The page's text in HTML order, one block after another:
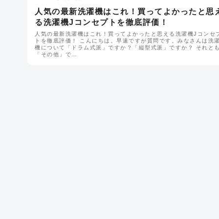
人気の最新洗濯機はこれ！買ってよかったと思
る洗濯機Jコンセプトを徹底評価！
人気の最新洗濯機はこれ！買ってよかったと思える洗濯機Jコンセ
トを徹底評価！ こんにちは。早速ですが質問です。みなさんは洗濯
機について「ドラム式派」ですか？「縦型式派」ですか？ それとも
「その他」で…